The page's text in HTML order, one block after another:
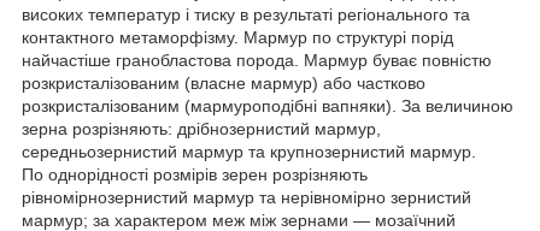
високих температур і тиску в результаті регіонального та
контактного метаморфізму. Мармур по структурі порід
найчастіше гранобластова порода. Мармур буває повністю
розкристалізованим (власне мармур) або частково
розкристалізованим (мармуроподібні вапняки). За величиною
зерна розрізняють: дрібнозернистий мармур,
середньозернистий мармур та крупнозернистий мармур.
По однорідності розмірів зерен розрізняють
рівномірнозернистий мармур та нерівномірно зернистий
мармур; за характером меж між зернами — мозаїчний